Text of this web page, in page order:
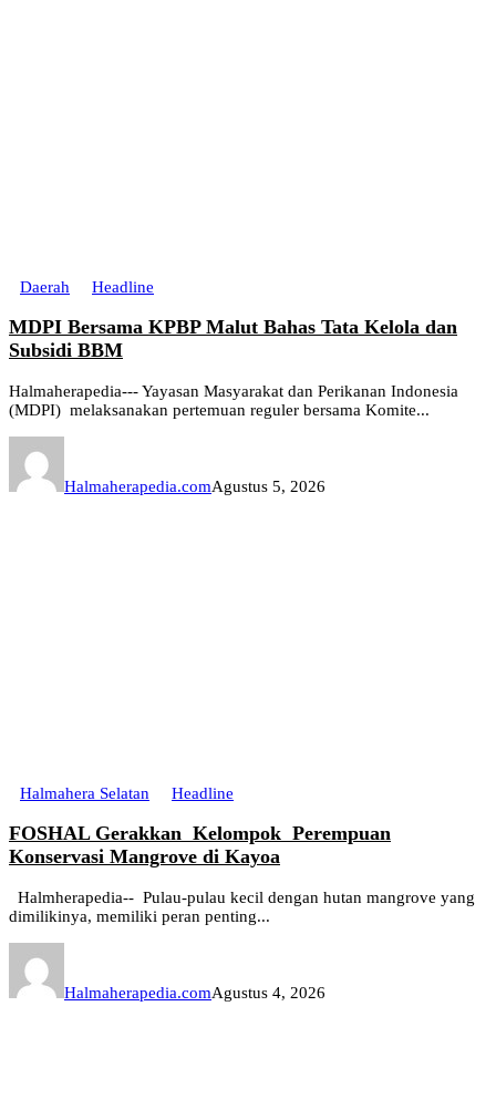
Daerah Headline
MDPI Bersama KPBP Malut Bahas Tata Kelola dan
Subsidi BBM
Halmaherapedia--- Yayasan Masyarakat dan Perikanan Indonesia
(MDPI) melaksanakan pertemuan reguler bersama Komite...
Halmaherapedia.comAgustus 5, 2026
Halmahera Selatan Headline
FOSHAL Gerakkan Kelompok Perempuan
Konservasi Mangrove di Kayoa
Halmherapedia-- Pulau-pulau kecil dengan hutan mangrove yang
dimilikinya, memiliki peran penting...
Halmaherapedia.comAgustus 4, 2026